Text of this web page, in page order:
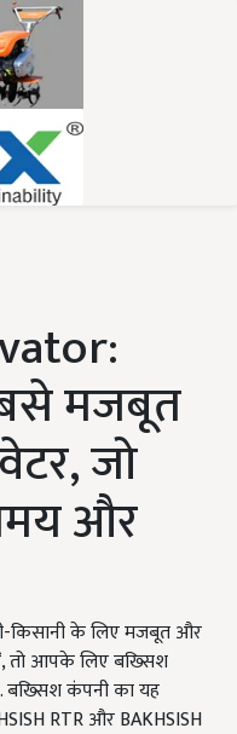
मजबूत
जो
और
किसानी के लिए मजबूत और
तो आपके लिए बख्सिश
बख्सिश कंपनी का यह
RTR और BAKHSISH